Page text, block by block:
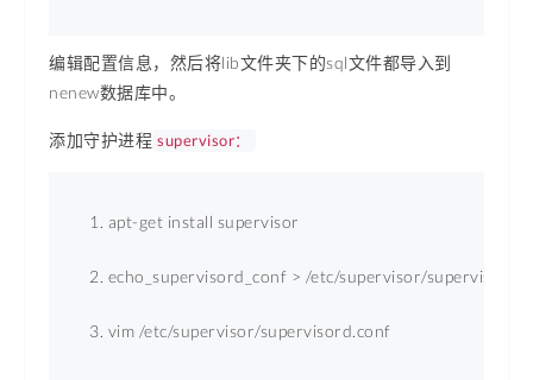
编辑配置信息，然后将lib文件夹下的sql文件都导入到
nenew数据库中。
添加守护进程 supervisor：
apt-get install supervisor
echo_supervisord_conf > /etc/supervisor/
vim /etc/supervisor/supervisord.conf